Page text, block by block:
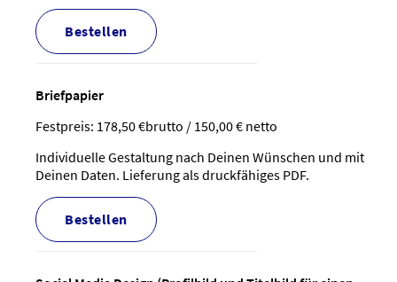
bestellen
Briefpapier
Festpreis: 178,50 €brutto / 150,00 € netto
Individuelle Gestaltung nach Deinen Wünschen und mit
Deinen Daten. Lieferung als druckfähiges PDF.
bestellen